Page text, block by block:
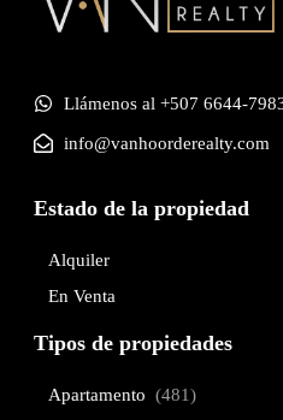
Llámenos al +507 6644-
info@vanhoorderealty.com
Estado de la propiedad
Alquiler
En Venta
Tipos de propiedades
Apartamento (481)